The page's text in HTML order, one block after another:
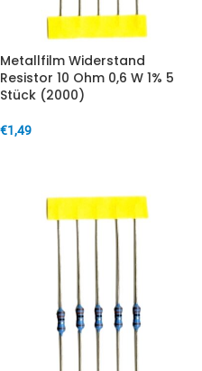
Metallfilm Widerstand
Resistor 10 Ohm 0,6 W 1% 5
Stück (2000)
€1,49